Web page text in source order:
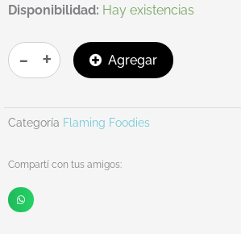
Disponibilidad: Hay existencias
-
PATYVIENA
X6
cantidad
+ Agregar
Categoría Flaming Foodies
Compartí con tus amigos: